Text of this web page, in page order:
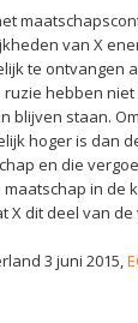
van X
te ontvangen
hebben
blijven staan.
hoger is dan
en die
in de
X dit deel van
3 juni 2015,